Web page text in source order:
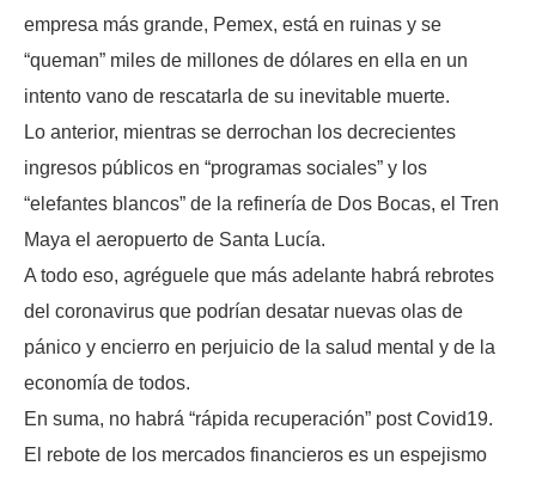
empresa más grande, Pemex, está en ruinas y se
“queman” miles de millones de dólares en ella en un
intento vano de rescatarla de su inevitable muerte.
Lo anterior, mientras se derrochan los decrecientes
ingresos públicos en “programas sociales” y los
“elefantes blancos” de la refinería de Dos Bocas, el Tren
Maya el aeropuerto de Santa Lucía.
A todo eso, agréguele que más adelante habrá rebrotes
del coronavirus que podrían desatar nuevas olas de
pánico y encierro en perjuicio de la salud mental y de la
economía de todos.
En suma, no habrá “rápida recuperación” post Covid19.
El rebote de los mercados financieros es un espejismo